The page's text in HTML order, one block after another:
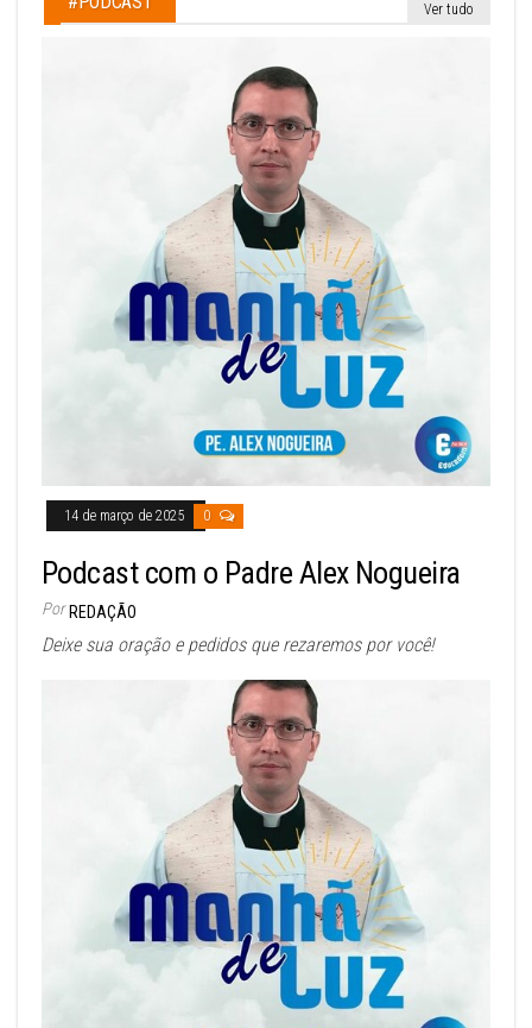
Ver tudo
14 de março de 2025 0
Podcast com o Padre Alex Nogueira
Por REDAÇÃO
Deixe sua oração e pedidos que rezaremos por você!